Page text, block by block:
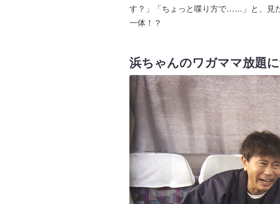
す？」「ちょっと喋り方で……」と、見
一体！？
浜ちゃんのワガママ放題